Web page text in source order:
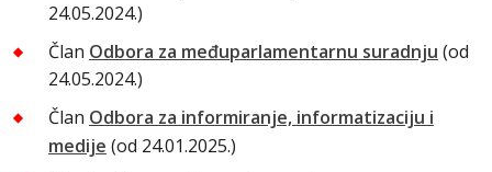
24.05.2024.)
Član Odbora za međuparlamentarnu suradnju (od
24.05.2024.)
Član Odbora za informiranje, informatizaciju i
medije (od 24.01.2025.)